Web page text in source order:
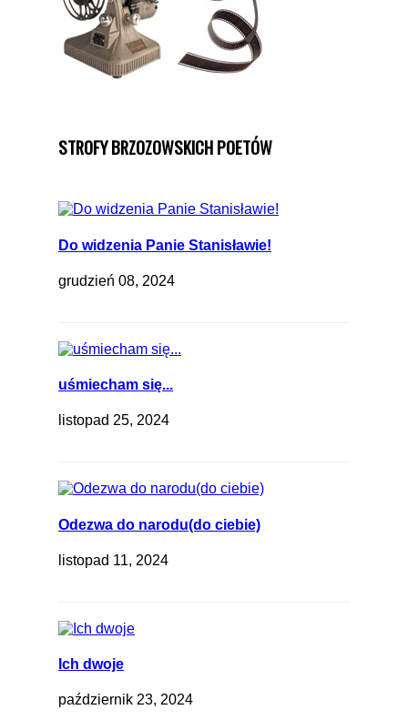
STROFY BRZOZOWSKICH POETÓW
Do widzenia Panie Stanisławie!
grudzień 08, 2024
uśmiecham się...
listopad 25, 2024
Odezwa do narodu(do ciebie)
listopad 11, 2024
Ich dwoje
październik 23, 2024